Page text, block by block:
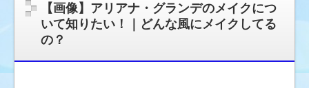
タ
ー
ネ
ッ
【画像】アリアナ・グランデのメイクにつ
いて知りたい！｜どんな風にメイクしてる
の？